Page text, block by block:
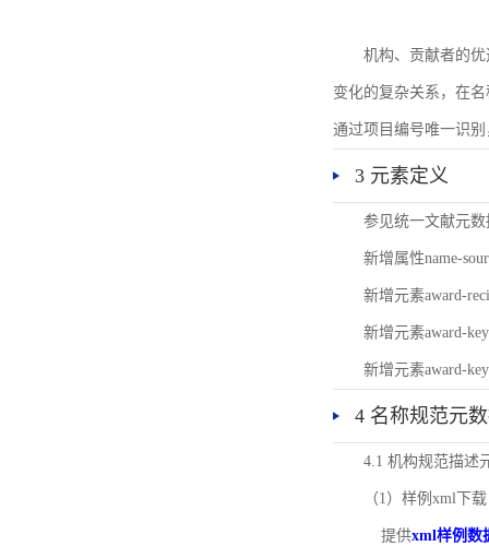
机构、贡献者的
变化的复杂关系，在
通过项目编号唯一识
3 元素定义
参见统一文献元
新增属性name-
新增元素award-
新增元素award-
新增元素award-
4 名称规范元
4.1 机构规范描述
（1）样例xml下载
提供xml样例数